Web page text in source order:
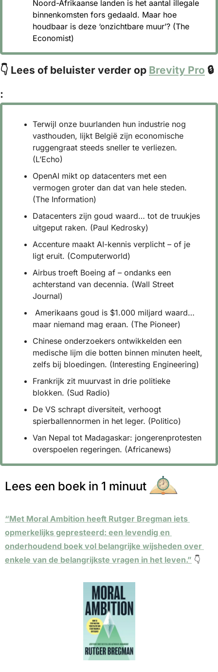
Noord-Afrikaanse landen is het aantal illegale
binnenkomsten fors gedaald. Maar hoe
houdbaar is deze ‘onzichtbare muur’? (The
Economist)
👇 Lees of beluister verder op Brevity Pro 🔒
:
Terwijl onze buurlanden hun industrie nog
vasthouden, lijkt België zijn economische
ruggengraat steeds sneller te verliezen.
(L’Echo)
OpenAI mikt op datacenters met een
vermogen groter dan dat van hele steden.
(The Information)
Datacenters zijn goud waard… tot de truukjes
uitgeput raken. (Paul Kedrosky)
Accenture maakt AI-kennis verplicht – of je
ligt eruit. (Computerworld)
Airbus troeft Boeing af – ondanks een
achterstand van decennia. (Wall Street
Journal)
maar niemand mag eraan. (The Pioneer)
Chinese onderzoekers ontwikkelden een
medische lijm die botten binnen minuten heelt,
zelfs bij bloedingen. (Interesting Engineering)
Frankrijk zit muurvast in drie politieke
blokken. (Sud Radio)
De VS schrapt diversiteit, verhoogt
spierballennormen in het leger. (Politico)
Van Nepal tot Madagaskar: jongerenprotesten
overspoelen regeringen. (Africanews)
Lees een boek in 1 minuut
“Met Moral Ambition heeft Rutger Bregman iets
opmerkelijks gepresteerd: een levendig en
onderhoudend boek vol belangrijke wijsheden over
enkele van de belangrijkste vragen in het leven.” 👇